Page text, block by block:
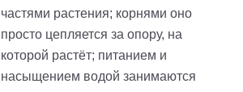
частями растения; корнями оно
просто цепляется за опору, на
которой растёт; питанием и
насыщением водой занимаются